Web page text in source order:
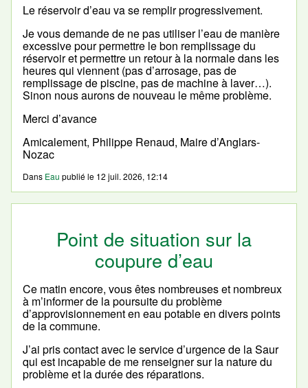
Le réservoir d’eau va se remplir progressivement.
Je vous demande de ne pas utiliser l’eau de manière
excessive pour permettre le bon remplissage du
réservoir et permettre un retour à la normale dans les
heures qui viennent (pas d’arrosage, pas de
remplissage de piscine, pas de machine à laver…).
Sinon nous aurons de nouveau le même problème.
Merci d’avance
Amicalement, Philippe Renaud, Maire d’Anglars-
Nozac
Dans Eau publié le 12 juil. 2026, 12:14
Point de situation sur la
coupure d’eau
Ce matin encore, vous êtes nombreuses et nombreux
à m’informer de la poursuite du problème
d’approvisionnement en eau potable en divers points
de la commune.
J’ai pris contact avec le service d’urgence de la Saur
qui est incapable de me renseigner sur la nature du
problème et la durée des réparations.